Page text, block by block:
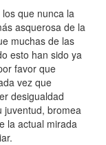
que nunca la
asquerosa de la
muchas de las
esto han sido ya
favor que
vez que
desigualdad
juventud, bromea
la actual mirada